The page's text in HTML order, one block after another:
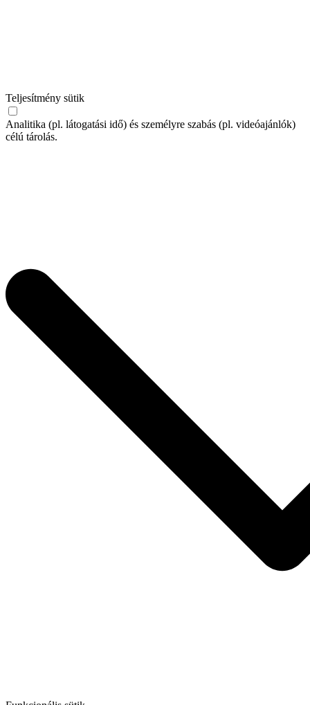
Teljesítmény sütik
Analitika (pl. látogatási idő) és személyre szabás (pl. videóajánlók)
célú tárolás.